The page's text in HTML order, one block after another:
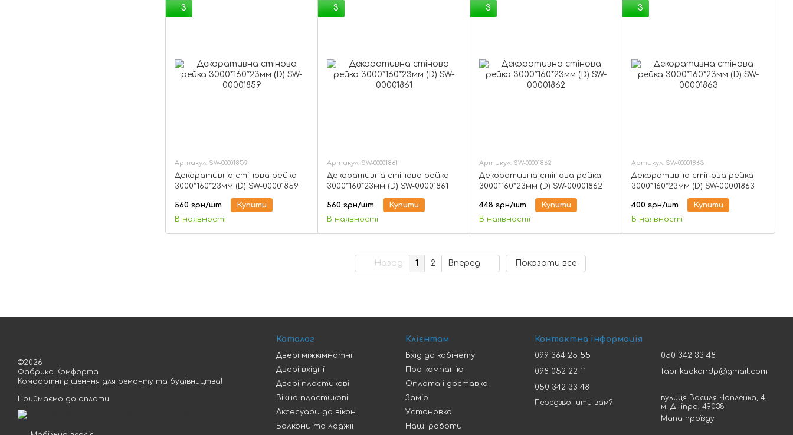
3
Артикул: SW-00001859
Декоративна стінова рейка
3000*160*23мм (D) SW-00001859
560 грн/шт
Купити
В наявності
3
Артикул: SW-00001861
Декоративна стінова рейка
3000*160*23мм (D) SW-00001861
560 грн/шт
Купити
В наявності
3
Артикул: SW-00001862
Декоративна стінова рейка
3000*160*23мм (D) SW-00001862
448 грн/шт
Купити
В наявності
3
Артикул: SW-00001863
Декоративна стінова рейка
3000*160*23мм (D) SW-00001863
400 грн/шт
Купити
В наявності
Назад 1 2 Вперед Показати все
©2026
Фабрика Комфорта
Комфортні рішенння для ремонту та будівництва!
Приймаємо до оплати
Каталог
Двері міжкімнатні
Двері вхідні
Двері пластикові
Вікна пластикові
Аксесуари до вікон
Балкони та лоджії
Клієнтам
Вхід до кабінету
Про компанію
Оплата і доставка
Замір
Установка
Наші роботи
Контактна інформація
099 364 25 55
098 052 22 11
050 342 33 48
Передзвонити вам?
050 342 33 48
fabrikaokondp@gmail.com
вулиця Василя Чапленка, 4,
м. Дніпро, 49038
Мапа проїзду